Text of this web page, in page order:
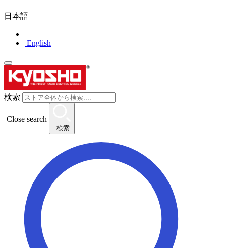
日本語
English
検索
Close search
検索